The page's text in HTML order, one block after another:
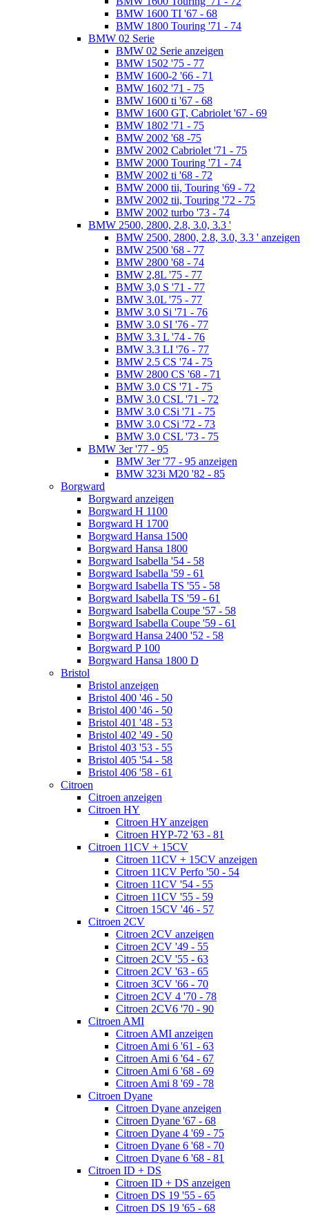
BMW 1600 TI '67 - 68
BMW 1800 Touring '71 - 74
BMW 02 Serie
BMW 02 Serie anzeigen
BMW 1502 '75 - 77
BMW 1600-2 '66 - 71
BMW 1602 '71 - 75
BMW 1600 ti '67 - 68
BMW 1600 GT, Cabriolet '67 - 69
BMW 1802 '71 - 75
BMW 2002 '68 -75
BMW 2002 Cabriolet '71 - 75
BMW 2000 Touring '71 - 74
BMW 2002 ti '68 - 72
BMW 2000 tii, Touring '69 - 72
BMW 2002 tii, Touring '72 - 75
BMW 2002 turbo '73 - 74
BMW 2500, 2800, 2.8, 3.0, 3.3 '
BMW 2500, 2800, 2.8, 3.0, 3.3 ' anzeigen
BMW 2500 '68 - 77
BMW 2800 '68 - 74
BMW 2,8L '75 - 77
BMW 3,0 S '71 - 77
BMW 3.0L '75 - 77
BMW 3.0 Si '71 - 76
BMW 3.0 SI '76 - 77
BMW 3.3 L '74 - 76
BMW 3.3 LI '76 - 77
BMW 2.5 CS '74 - 75
BMW 2800 CS '68 - 71
BMW 3.0 CS '71 - 75
BMW 3.0 CSL '71 - 72
BMW 3.0 CSi '71 - 75
BMW 3.0 CSi '72 - 73
BMW 3.0 CSL '73 - 75
BMW 3er '77 - 95
BMW 3er '77 - 95 anzeigen
BMW 323i M20 '82 - 85
Borgward
Borgward anzeigen
Borgward H 1100
Borgward H 1700
Borgward Hansa 1500
Borgward Hansa 1800
Borgward Isabella '54 - 58
Borgward Isabella '59 - 61
Borgward Isabella TS '55 - 58
Borgward Isabella TS '59 - 61
Borgward Isabella Coupe '57 - 58
Borgward Isabella Coupe '59 - 61
Borgward Hansa 2400 '52 - 58
Borgward P 100
Borgward Hansa 1800 D
Bristol
Bristol anzeigen
Bristol 400 '46 - 50
Bristol 400 '46 - 50
Bristol 401 '48 - 53
Bristol 402 '49 - 50
Bristol 403 '53 - 55
Bristol 405 '54 - 58
Bristol 406 '58 - 61
Citroen
Citroen anzeigen
Citroen HY
Citroen HY anzeigen
Citroen HYP-72 '63 - 81
Citroen 11CV + 15CV
Citroen 11CV + 15CV anzeigen
Citroen 11CV Perfo '50 - 54
Citroen 11CV '54 - 55
Citroen 11CV '55 - 59
Citroen 15CV '46 - 57
Citroen 2CV
Citroen 2CV anzeigen
Citroen 2CV '49 - 55
Citroen 2CV '55 - 63
Citroen 2CV '63 - 65
Citroen 3CV '66 - 70
Citroen 2CV 4 '70 - 78
Citroen 2CV6 '70 - 90
Citroen AMI
Citroen AMI anzeigen
Citroen Ami 6 '61 - 63
Citroen Ami 6 '64 - 67
Citroen Ami 6 '68 - 69
Citroen Ami 8 '69 - 78
Citroen Dyane
Citroen Dyane anzeigen
Citroen Dyane '67 - 68
Citroen Dyane 4 '69 - 75
Citroen Dyane 6 '68 - 70
Citroen Dyane 6 '68 - 81
Citroen ID + DS
Citroen ID + DS anzeigen
Citroen DS 19 '55 - 65
Citroen DS 19 '65 - 68